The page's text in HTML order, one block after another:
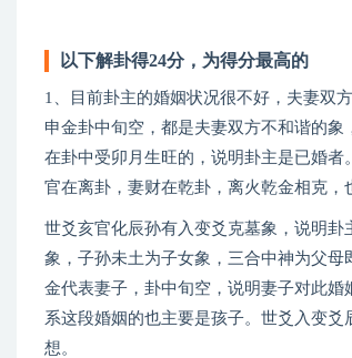
以下解卦得24分，为得分最高的
1、目前卦主的婚姻状况很不好，夫妻双
申金卦中旬空，都是夫妻双方不和谐的
在卦中受卯月生旺的，说明卦主是已婚
官在离卦，妻财在乾卦，离火乾金相克，
世爻亥官化辰孙有入变爻克墓象，说明
象，子孙未土为子女象，三合中神为父
金代表妻子，卦中旬空，说明妻子对此
系这段婚姻的也主要是孩子。世爻入变
想。